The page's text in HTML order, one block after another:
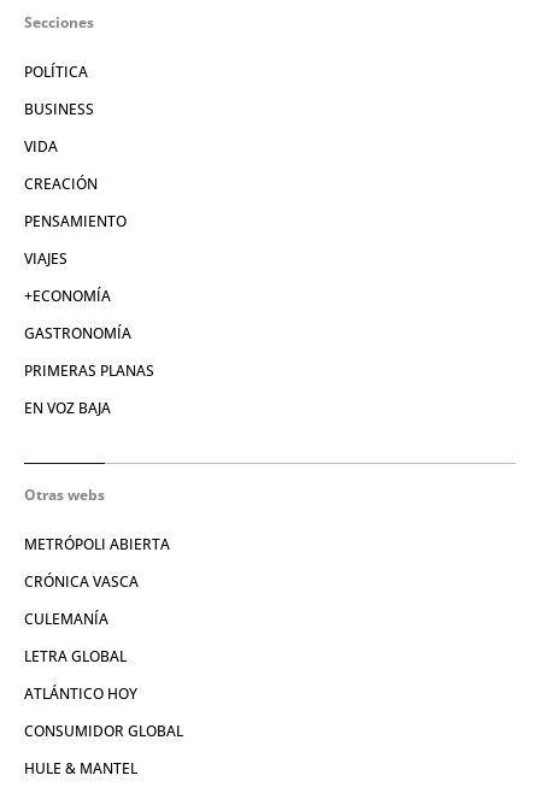
Secciones
POLÍTICA
BUSINESS
VIDA
CREACIÓN
PENSAMIENTO
VIAJES
+ECONOMÍA
GASTRONOMÍA
PRIMERAS PLANAS
EN VOZ BAJA
Otras webs
METRÓPOLI ABIERTA
CRÓNICA VASCA
CULEMANÍA
LETRA GLOBAL
ATLÁNTICO HOY
CONSUMIDOR GLOBAL
HULE & MANTEL